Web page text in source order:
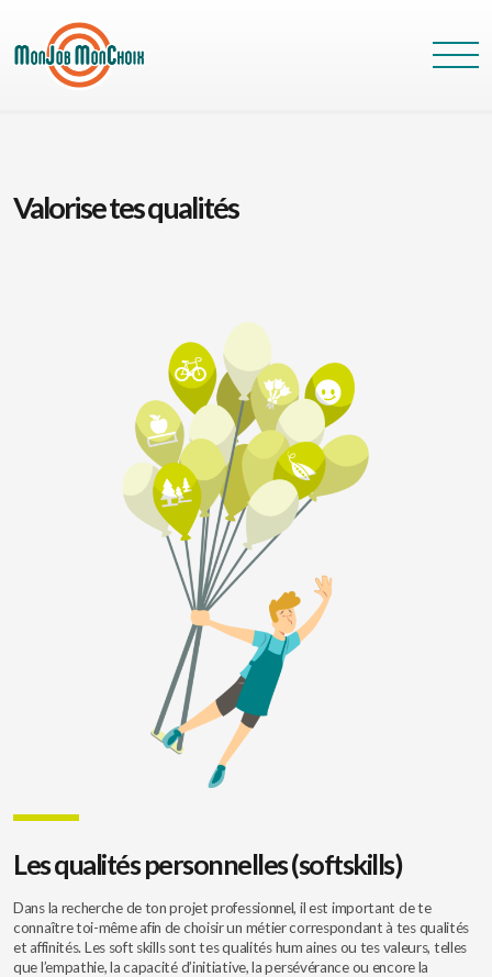
Valorise tes qualités
Les qualités personnelles (softskills)
Dans la recherche de ton projet professionnel, il est important de te
connaître toi-même afin de choisir un métier correspondant à tes qualités
et affinités. Les soft skills sont tes qualités hum aines ou tes valeurs, telles
que l’empathie, la capacité d’initiative, la persévérance ou encore la